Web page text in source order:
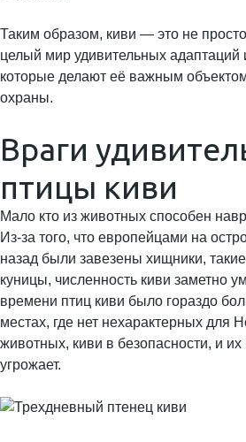
Таким образом, киви — это не
целый мир удивительных адаптаций
которые делают её важным
охраны.
Враги
птицы киви
Мало кто из животных способен
Из-за того, что европейцами на
назад были завезены хищники,
куницы, численность киви заметно
времени птиц киви было гораздо
местах, где нет нехарактерных для
животных, киви в безопасности, и
угрожает.